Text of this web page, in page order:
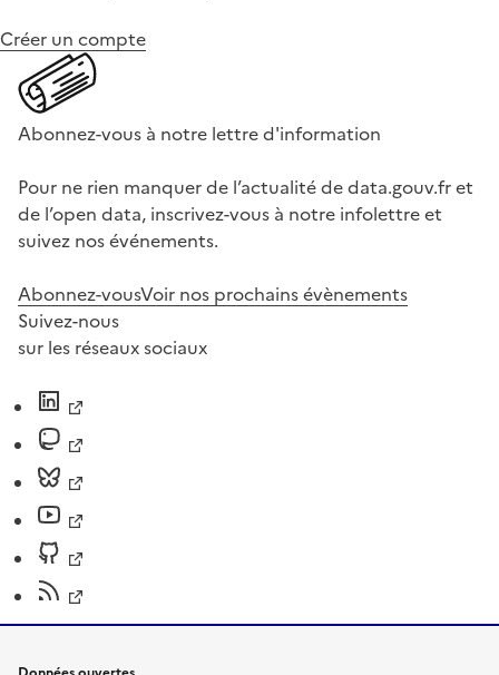
Créer un compte
Abonnez-vous à notre lettre d'information
Pour ne rien manquer de l’actualité de data.gouv.fr et
de l’open data, inscrivez-vous à notre infolettre et
suivez nos événements.
Abonnez-vousVoir nos prochains évènements
Suivez-nous
sur les réseaux sociaux